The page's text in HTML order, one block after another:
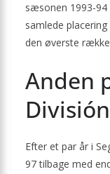
sæsonen 1993-94
samlede
den øverste
Anden
Efter et par år i
97 tilbage med